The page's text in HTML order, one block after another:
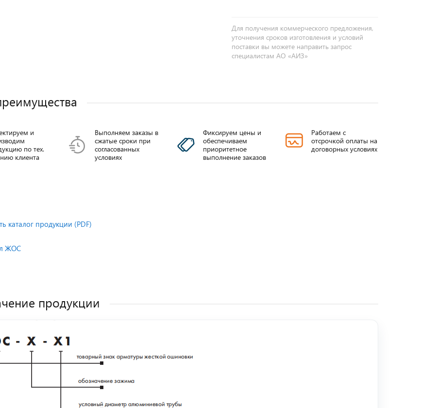
трансформаторные
ППВм-35
Для получения коммерческого предложения,
уточнения сроков изготовления и условий
поставки вы можете направить запрос
специалистам АО «АИЗ»
и
по тех.
клиента
Выполняем заказы в
сжатые сроки при
согласованных
условиях
Фиксируем цены и
обеспечиваем
приоритетное
выполнение заказов
Работаем с
отсрочкой оплаты на
договорных условиях
каталог продукции (PDF)
ЖОС
продукции